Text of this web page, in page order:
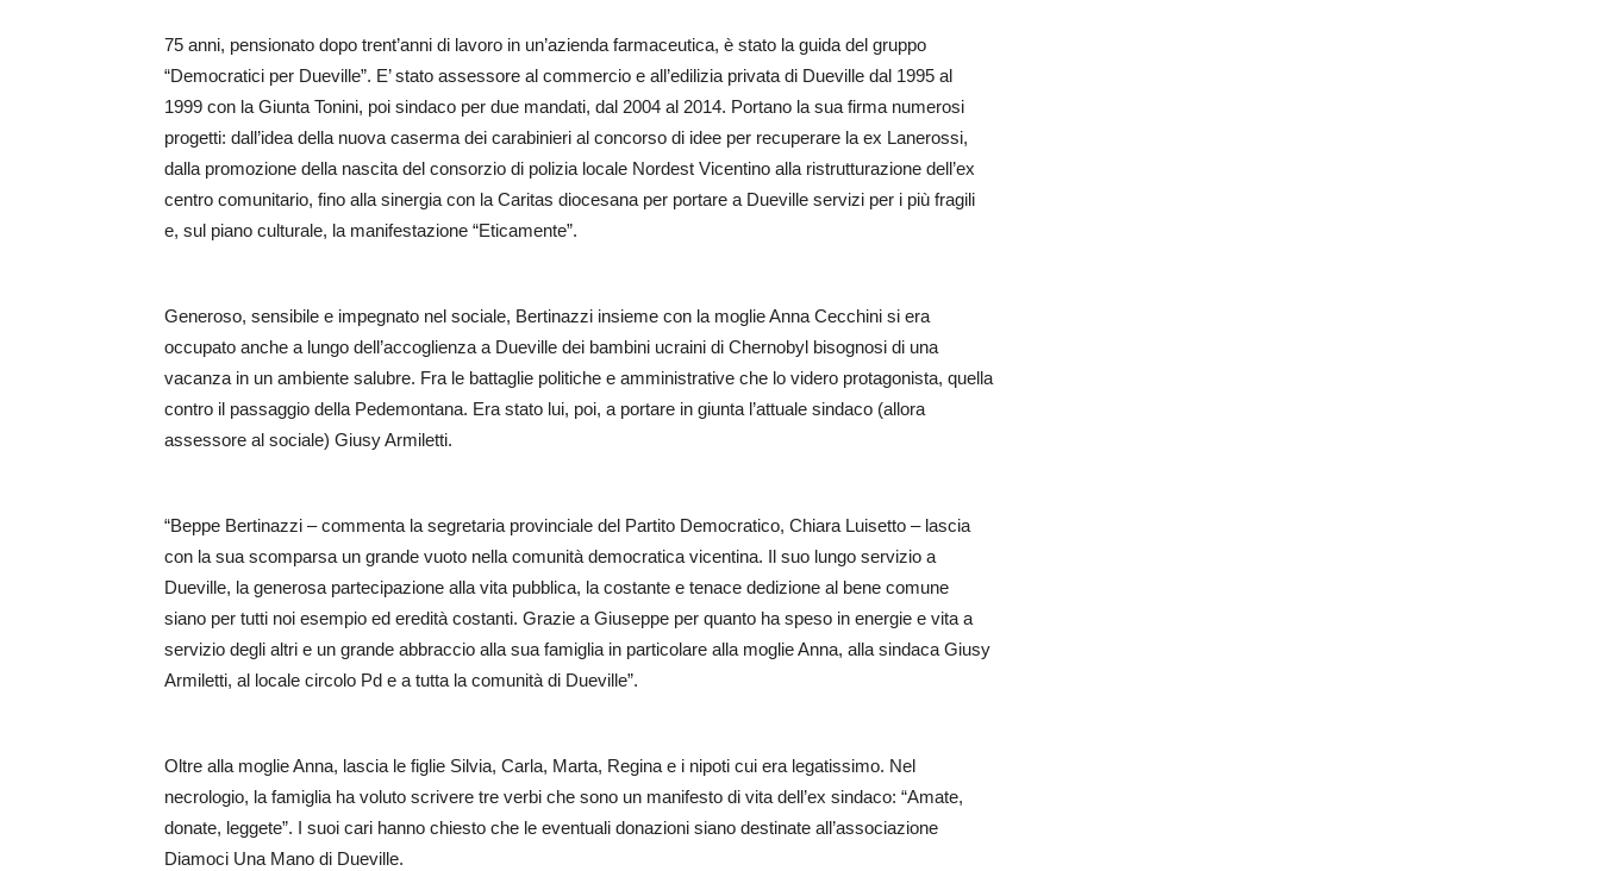
75 anni, pensionato dopo trent’anni di lavoro in un’azienda farmaceutica, è stato la guida del gruppo
“Democratici per Dueville”. E’ stato assessore al commercio e all’edilizia privata di Dueville dal 1995 al
1999 con la Giunta Tonini, poi sindaco per due mandati, dal 2004 al 2014. Portano la sua firma numerosi
progetti: dall’idea della nuova caserma dei carabinieri al concorso di idee per recuperare la ex Lanerossi,
dalla promozione della nascita del consorzio di polizia locale Nordest Vicentino alla ristrutturazione dell’ex
centro comunitario, fino alla sinergia con la Caritas diocesana per portare a Dueville servizi per i più fragili
e, sul piano culturale, la manifestazione “Eticamente”.
Generoso, sensibile e impegnato nel sociale, Bertinazzi insieme con la moglie Anna Cecchini si era
occupato anche a lungo dell’accoglienza a Dueville dei bambini ucraini di Chernobyl bisognosi di una
vacanza in un ambiente salubre. Fra le battaglie politiche e amministrative che lo videro protagonista, quella
contro il passaggio della Pedemontana. Era stato lui, poi, a portare in giunta l’attuale sindaco (allora
assessore al sociale) Giusy Armiletti.
“Beppe Bertinazzi – commenta la segretaria provinciale del Partito Democratico, Chiara Luisetto – lascia
con la sua scomparsa un grande vuoto nella comunità democratica vicentina. Il suo lungo servizio a
Dueville, la generosa partecipazione alla vita pubblica, la costante e tenace dedizione al bene comune
siano per tutti noi esempio ed eredità costanti. Grazie a Giuseppe per quanto ha speso in energie e vita a
servizio degli altri e un grande abbraccio alla sua famiglia in particolare alla moglie Anna, alla sindaca Giusy
Armiletti, al locale circolo Pd e a tutta la comunità di Dueville”.
Oltre alla moglie Anna, lascia le figlie Silvia, Carla, Marta, Regina e i nipoti cui era legatissimo. Nel
necrologio, la famiglia ha voluto scrivere tre verbi che sono un manifesto di vita dell’ex sindaco: “Amate,
donate, leggete”. I suoi cari hanno chiesto che le eventuali donazioni siano destinate all’associazione
Diamoci Una Mano di Dueville.